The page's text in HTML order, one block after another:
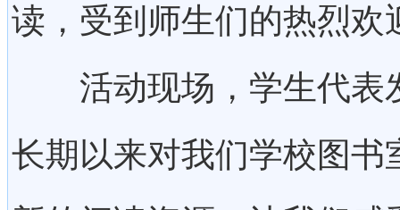
读，受到师生们的热烈欢
活动现场，学生代表
长期以来对我们学校图